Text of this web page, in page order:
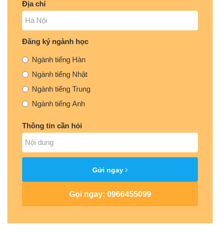
Địa chỉ
Đăng ký ngành học
Ngành tiếng Hàn
Ngành tiếng Nhật
Ngành tiếng Trung
Ngành tiếng Anh
Thông tin cần hỏi
Gửi ngay
Gọi ngay: 0966455099